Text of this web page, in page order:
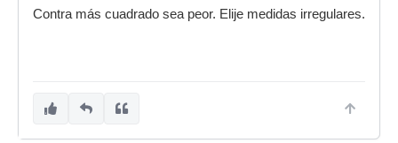
Contra más cuadrado sea peor. Elije medidas irregulares.